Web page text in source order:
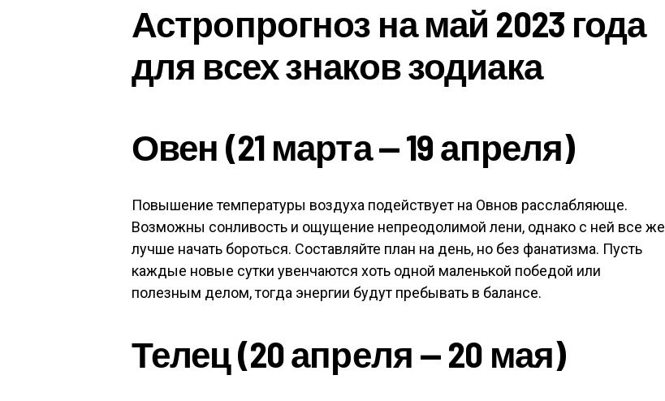
Астропрогноз на май 2023 года
для всех знаков зодиака
Овен (21 марта — 19 апреля)
Повышение температуры воздуха подействует на Овнов расслабляюще.
Возможны сонливость и ощущение непреодолимой лени, однако с ней все же
лучше начать бороться. Составляйте план на день, но без фанатизма. Пусть
каждые новые сутки увенчаются хоть одной маленькой победой или
полезным делом, тогда энергии будут пребывать в балансе.
Телец (20 апреля — 20 мая)